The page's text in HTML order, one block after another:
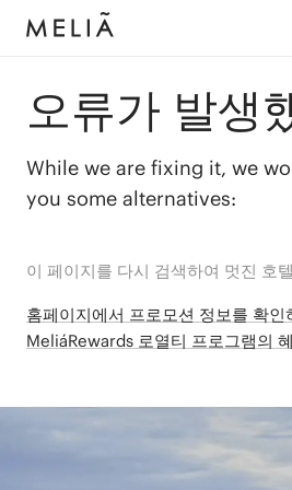
오류가 발생
While we are fixing it, we
you some alternatives:
이 페이지를 다시 검색하여 멋진 호
홈페이지에서 프로모션 정보를 확인
MeliáRewards 로열티 프로그램의